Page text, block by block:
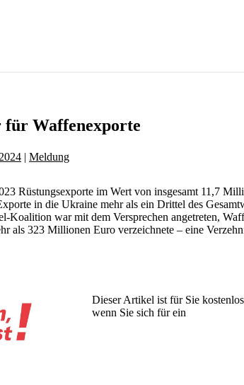
­Waffenexporte
| Meldung
Rüstungsexporte im Wert von insgesamt 11,7
in die Ukraine mehr als ein Drittel des
war mit dem Versprechen angetreten,
als 323 Millionen Euro verzeichnete – eine
Dieser Artikel ist für Sie
wenn Sie sich für ein